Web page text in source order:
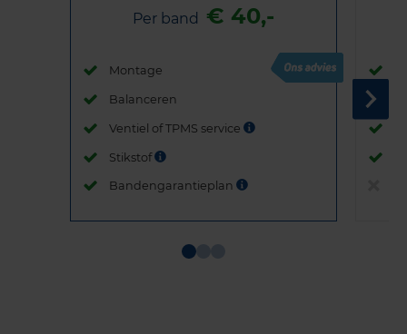
Per band € 40,-
Montage
Balanceren
Ventiel of TPMS service
Stikstof
Bandengarantieplan